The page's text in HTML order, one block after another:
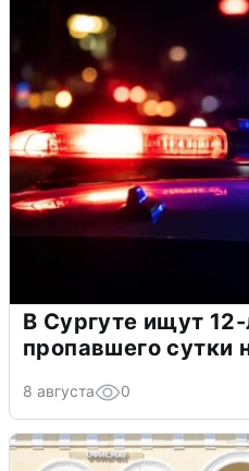
В Сургуте ищут
пропавшего сутки
8 августа 0